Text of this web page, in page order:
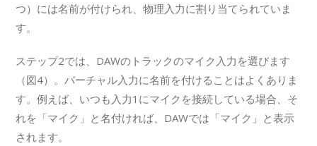
つ）には名前が付けられ、物理入力に割り当てられていま
す。
ステップ2では、DAWのトラックのマイク入力を選びます
（図4）。バーチャル入力に名前を付けることはよくありま
す。例えば、いつも入力1にマイクを接続している場合、そ
れを「マイク」と名付ければ、DAWでは「マイク」と表示
されます。